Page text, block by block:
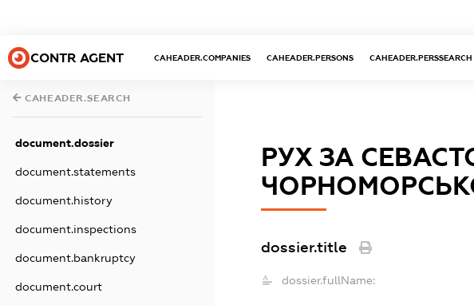
CONTR AGENT CAHEADER.COMPANIES CAHEADER.PERSONS CAHEADER.PERSSEARCH
CAHEADER.SEARCH
document.dossier
document.statements
document.history
document.inspections
document.bankruptcy
document.court
РУХ ЗА
dossier.title
dossier.fullName: